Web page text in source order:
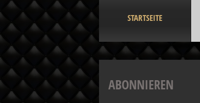
STARTSEITE
ABONNIEREN